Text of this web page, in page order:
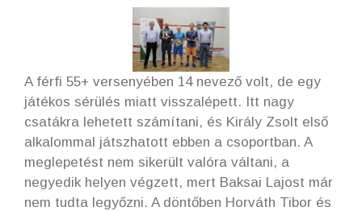
A férfi 55+ versenyében 14 nevező volt, de egy
játékos sérülés miatt visszalépett. Itt nagy
csatákra lehetett számítani, és Király Zsolt első
alkalommal játszhatott ebben a csoportban. A
meglepetést nem sikerült valóra váltani, a
negyedik helyen végzett, mert Baksai Lajost már
nem tudta legyőzni. A döntőben Horváth Tibor és